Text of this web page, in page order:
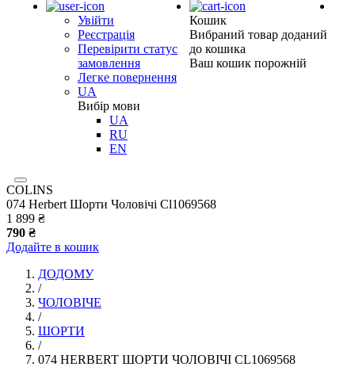
Увійти
Реєстрація
Перевірити статус
замовлення
Легке повернення
UA
Вибір мови
UA
RU
EN
Кошик
Вибраний товар доданий
до кошика
Ваш кошик порожній
COLINS
074 Herbert Шорти Чоловічі Cl1069568
1 899 ₴
790 ₴
Додайте в кошик
ДОДОМУ
/
ЧОЛОВІЧЕ
/
ШОРТИ
/
074 HERBERT ШОРТИ ЧОЛОВІЧІ CL1069568